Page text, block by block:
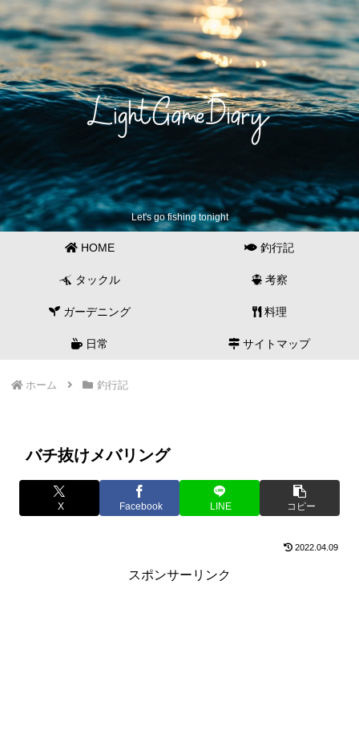
Let's go fishing tonight
HOME 釣行記
タックル 考察
ガーデニング 料理
日常 サイトマップ
ホーム 釣行記
バチ抜けメバリング
X Facebook LINE コピー
2022.04.09
スポンサーリンク